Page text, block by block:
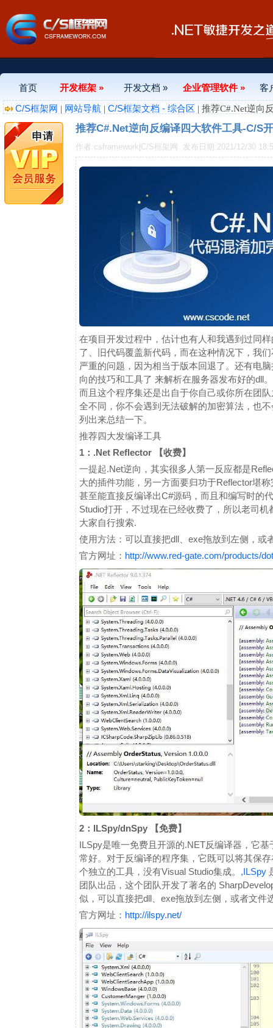
首页 开发框架 » 开发文档 » 企业管理软件 »
客
C/S框架网 | 网站导航 | C/S框架文档 - 综合区 | 推荐C#.Net逆向
推荐C#.Net逆向反编译四大软件工具-C/S
作者:csframework|C/S框架网 发布日期:2021/12/30
在项目开发过程中，估计也有人和我遇到过同
了、旧代码覆盖新代码，而在这种情况下，我
严重的问题，因为相当于版本回退了。还有电
向的技巧和工具了 来解析在服务器发布好的dll
而且这个程序集还是出自于你自己或你所在团
全不同，你不会遇到无法破解的加密算法，也
列出来总结一下。
推荐四大发编译工具
1：.Net Reflector 【收费】
一提起.Net逆向，其实很多人第一反应都是
大的插件功能，另一方面要归功于Reflector堪
甚至能直接反编译出C#源码，而且和编写时的
Studio打开，不过现在已经收费了，所以老司
大家自行搜索.
使用方法：可以直接把dll、exe拖放到左侧，或
官方网址： http://www.red-gate.com/products/
2：ILSpy/dnSpy 【免费】
ILSpy是唯一免费且开源的.NET反编译器，它
常好。对于反编译的程序集，它既可以将其保
个独立的工具，没有Visual Studio集成。 ,ILSpy
团队出品，这个团队开发了著名的
似，可以直接把dll、exe拖放到左侧，或者文件
官方网址： http://ilspy.net/